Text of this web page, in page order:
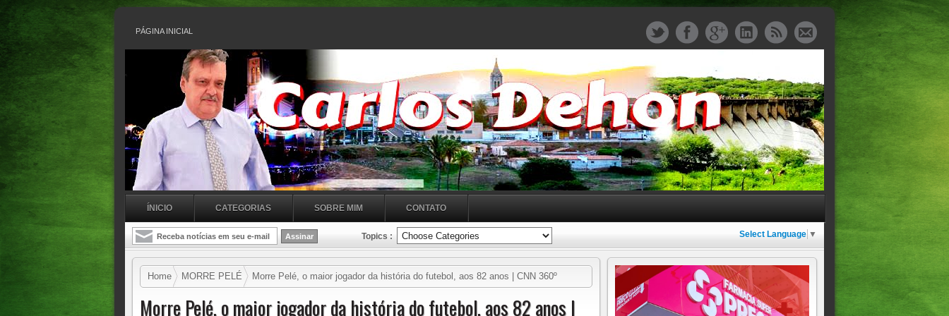
PÁGINA INICIAL
ÍNICIO CATEGORIAS SOBRE MIM CONTATO
Topics : Select Language ▼
Home MORRE PELÉ Morre Pelé, o maior jogador da história do futebol, aos 82 anos | CNN 360º
Morre Pelé, o maior jogador da história do futebol, aos 82 anos |